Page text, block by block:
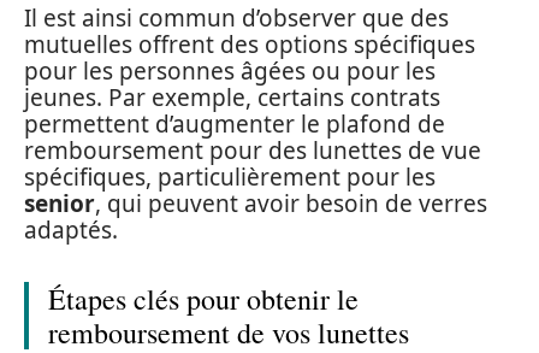
Il est ainsi commun d’observer que des
mutuelles offrent des options spécifiques
pour les personnes âgées ou pour les
jeunes. Par exemple, certains contrats
permettent d’augmenter le plafond de
remboursement pour des lunettes de vue
spécifiques, particulièrement pour les
senior, qui peuvent avoir besoin de verres
adaptés.
Étapes clés pour obtenir le
remboursement de vos lunettes